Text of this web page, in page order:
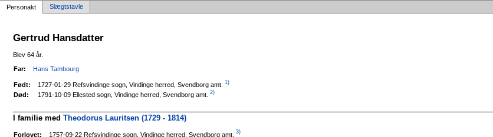
Personakt Slægtstavle
Gertrud Hansdatter
Blev 64 år.
Far:
Hans Tambourg
Født: 1727-01-29 Refsvindinge sogn, Vindinge herred, Svendborg amt. 1)
Død: 1791-10-09 Ellested sogn, Vindinge herred, Svendborg amt. 2)
I familie medTheodorus Lauritsen (1729 - 1814)
Forlovet: 1757-09-22 Refsvindinge sogn, Vindinge herred, Svendborg amt. 3)